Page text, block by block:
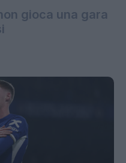
gioca una gara